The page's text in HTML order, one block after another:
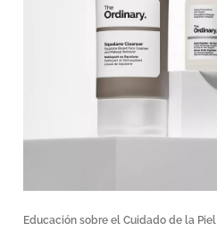
Educación sobre el Cuidado de la Piel